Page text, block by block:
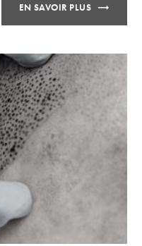
EN SAVOIR PLUS